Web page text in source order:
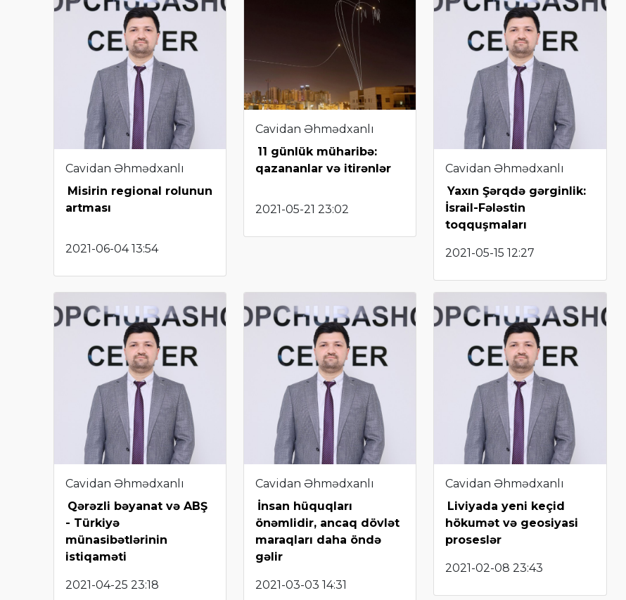
Cavidan Əhmədxanlı
Misirin regional rolunun
artması
2021-06-04 13:54
Cavidan Əhmədxanlı
11 günlük müharibə:
qazananlar və itirənlər
2021-05-21 23:02
Cavidan Əhmədxanlı
Yaxın Şərqdə gərginlik:
İsrail-Fələstin
toqquşmaları
2021-05-15 12:27
Cavidan Əhmədxanlı
Qərəzli bəyanat və ABŞ
- Türkiyə
münasibətlərinin
istiqaməti
2021-04-25 23:18
Cavidan Əhmədxanlı
İnsan hüquqları
önəmlidir, ancaq dövlət
maraqları daha öndə
gəlir
2021-03-03 14:31
Cavidan Əhmədxanlı
Liviyada yeni keçid
hökumət və geosiyasi
proseslər
2021-02-08 23:43